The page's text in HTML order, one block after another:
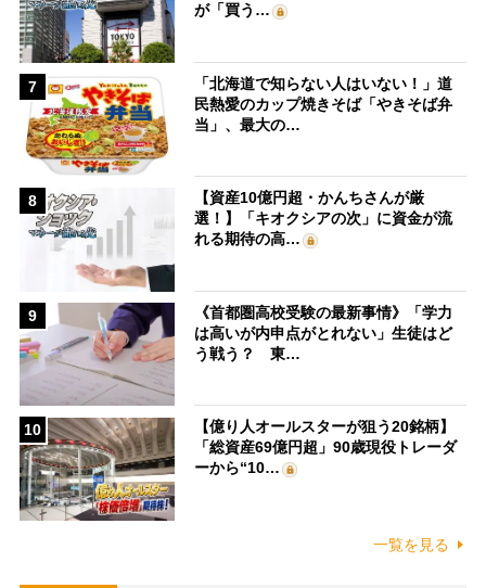
が「買う…
7
「北海道で知らない人はいない！」道
民熱愛のカップ焼きそば「やきそば弁
当」、最大の…
8
【資産10億円超・かんちさんが厳
選！】「キオクシアの次」に資金が流
れる期待の高…
9
《首都圏高校受験の最新事情》「学力
は高いが内申点がとれない」生徒はど
う戦う？ 東…
10
【億り人オールスターが狙う20銘柄】
「総資産69億円超」90歳現役トレーダ
ーから“10…
一覧を見る